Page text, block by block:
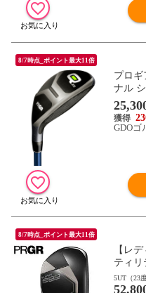
8/7時点_ポイント最大11倍
プロギ
ナル
C Q28
GDOゴ
8/7時点_ポイント最大11倍
【レ
ティリ
シャフ
R][ゴ
5UT（23